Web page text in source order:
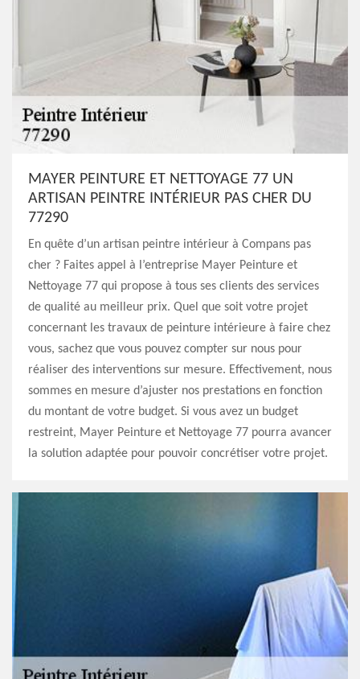
MAYER PEINTURE ET NETTOYAGE 77 UN
ARTISAN PEINTRE INTÉRIEUR PAS CHER DU
77290
En quête d’un artisan peintre intérieur à Compans pas
cher ? Faites appel à l’entreprise Mayer Peinture et
Nettoyage 77 qui propose à tous ses clients des services
de qualité au meilleur prix. Quel que soit votre projet
concernant les travaux de peinture intérieure à faire chez
vous, sachez que vous pouvez compter sur nous pour
réaliser des interventions sur mesure. Effectivement, nous
sommes en mesure d’ajuster nos prestations en fonction
du montant de votre budget. Si vous avez un budget
restreint, Mayer Peinture et Nettoyage 77 pourra avancer
la solution adaptée pour pouvoir concrétiser votre projet.